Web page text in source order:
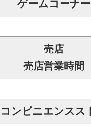
ゲームコーナー
売店
売店営業時間
コンビニエンスス